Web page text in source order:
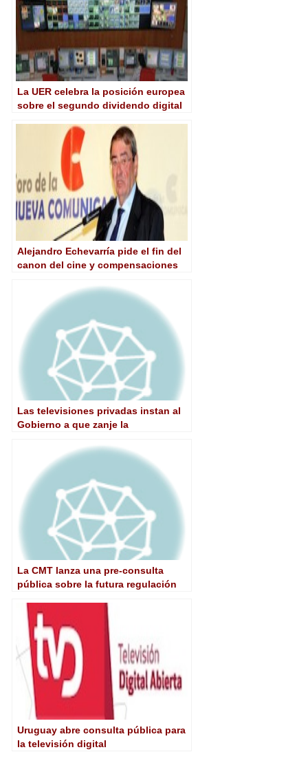
La UER celebra la posición europea
sobre el segundo dividendo digital
Alejandro Echevarría pide el fin del
canon del cine y compensaciones
Las televisiones privadas instan al
Gobierno a que zanje la
La CMT lanza una pre-consulta
pública sobre la futura regulación
Uruguay abre consulta pública para
la televisión digital